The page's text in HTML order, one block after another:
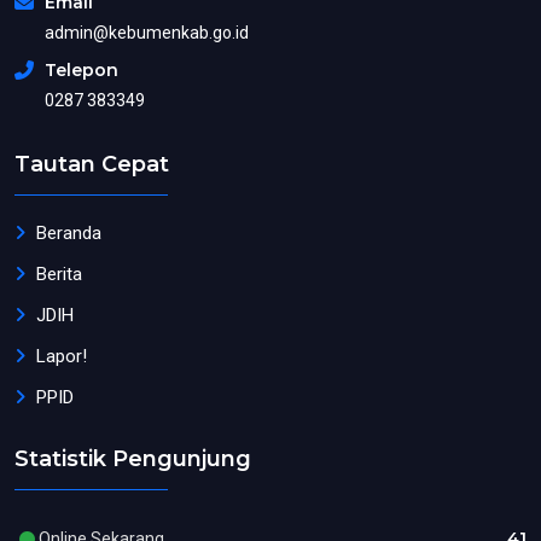
admin@kebumenkab.go.id
Telepon
0287 383349
Tautan Cepat
Beranda
Berita
JDIH
Lapor!
PPID
Statistik Pengunjung